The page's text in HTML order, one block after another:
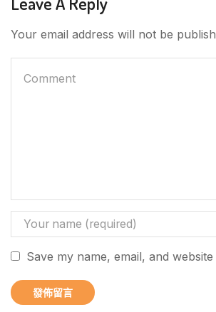
Your email address will not be
Save my name, email, and